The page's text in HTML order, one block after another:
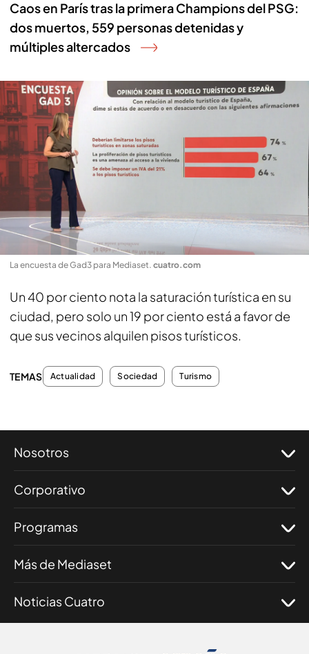
Caos en París tras la primera Champions del PSG:
dos muertos, 559 personas detenidas y
múltiples altercados
La encuesta de Gad3 para Mediaset. cuatro.com
Un 40 por ciento nota la saturación turística en su
ciudad, pero solo un 19 por ciento está a favor de
que sus vecinos alquilen pisos turísticos.
TEMAS Actualidad Sociedad Turismo
Nosotros
Corporativo
Programas
Más de Mediaset
Noticias Cuatro